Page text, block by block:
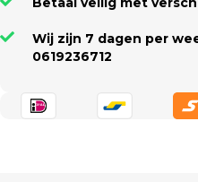
Wij zijn 7 dagen per
0619236712